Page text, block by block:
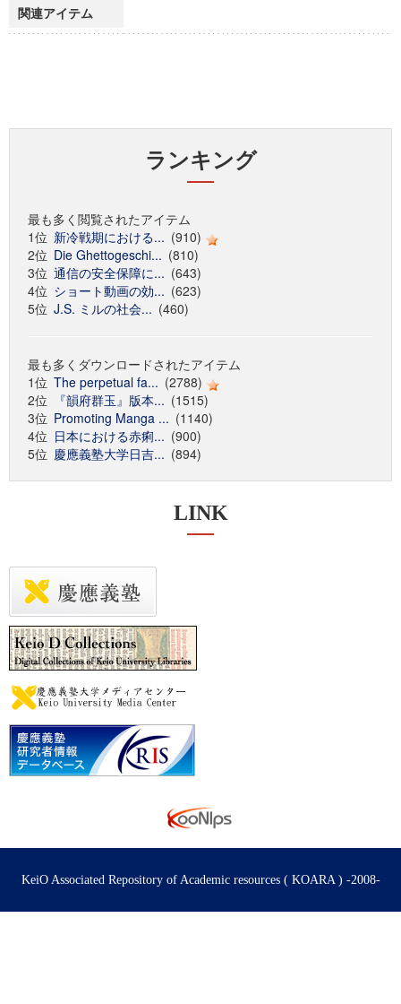
関連アイテム
ランキング
最も多く閲覧されたアイテム
1位 新冷戦期における... (910)
2位 Die Ghettogeschi... (810)
3位 通信の安全保障に... (643)
4位 ショート動画の効... (623)
5位 J.S. ミルの社会... (460)
最も多くダウンロードされたアイテム
1位 The perpetual fa... (2788)
2位
『韻府群玉』版本... (1515)
3位 Promoting Manga ... (1140)
4位 日本における赤痢... (900)
5位 慶應義塾大学日吉... (894)
LINK
KeiO Associated Repository of Academic resources ( KOARA ) -2008-